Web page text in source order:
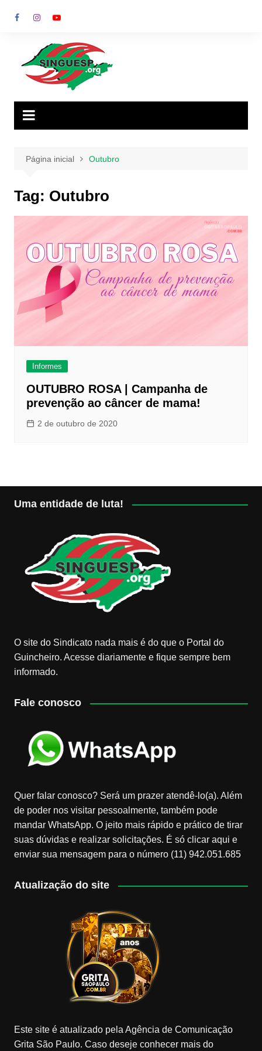
para
Página inicial Outubro
Tag: Outubro
Informes
OUTUBRO ROSA | Campanha de
prevenção ao câncer de mama!
2 de outubro de 2020
Uma entidade de luta!
O site do Sindicato nada mais é do que o Portal do
Guincheiro. Acesse diariamente e fique sempre bem
informado.
Fale conosco
Quer falar conosco? Será um prazer atendê-lo(a). Além
de poder nos visitar pessoalmente, também pode
mandar WhatsApp. O jeito mais rápido e prático de tirar
suas dúvidas e realizar solicitações. É só clicar aqui e
enviar sua mensagem para o número (11) 942.051.685
Atualização do site
Este site é atualizado pela Agência de Comunicação
Grita São Paulo. Caso deseje conhecer mais do